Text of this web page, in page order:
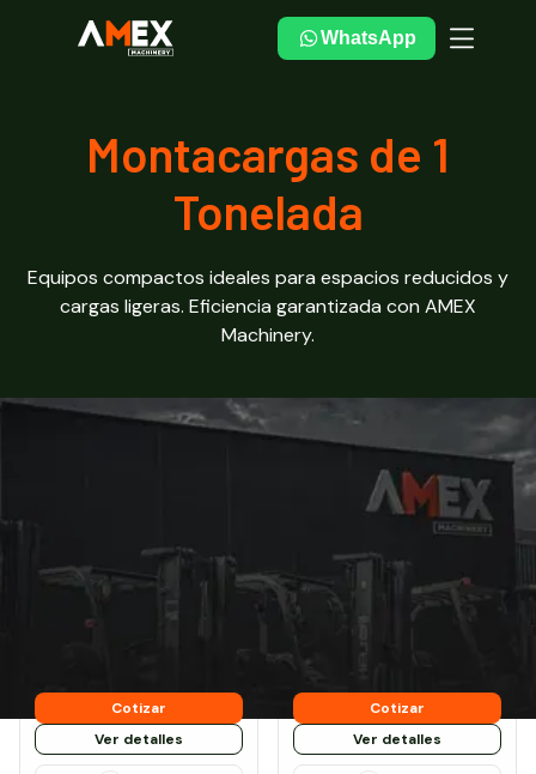
WhatsApp
Montacargas de 1
Tonelada
Equipos compactos ideales para espacios reducidos y
cargas ligeras. Eficiencia garantizada con AMEX
Machinery.
Tonelada: equipos nuevos
Litio
Cotizar
Ver detalles
Nuevo
Heli CQD15 G2
Capacidad:
Cotizar
Ver detalles